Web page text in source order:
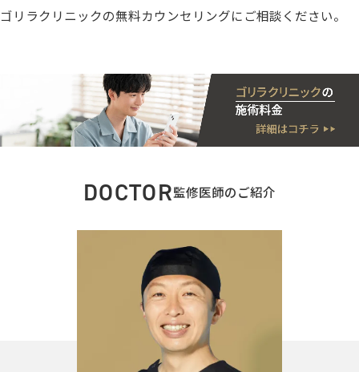
ゴリラクリニックの無料カウンセリングにご相談ください。
DOCTOR監修医師のご紹介